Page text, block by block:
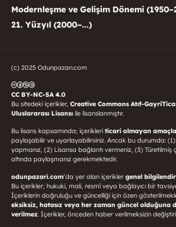
Modernleşme ve Gelişim Dönemi
21. Yüzyıl (2000–...)
(c) 2025 Odunpazarı.com
CC BY-NC-SA 4.0
Bu sitedeki içerikler, Creative Commons Atıf-
Uluslararası Lisansı ile lisanslanmıştır.
Bu lisans kapsamında; içerikleri ticari olmayan
paylaşabilir ve uyarlayabilirsiniz. Ancak bu durumda:
yapmanız, (2) Lisansa bağlantı vermeniz, (3) Türetilmiş
altında paylaşmanız gerekmektedir.
odunpazari.com’da yer alan içerikler genel
Bu içerikler; hukuki, mali, resmî veya bağlayıcı bir
İçeriklerin doğruluğu ve güncelliği için özen
eksiksiz, hatasız veya her zaman güncel
verilmez. İçerikler, önceden haber verilmeksizin